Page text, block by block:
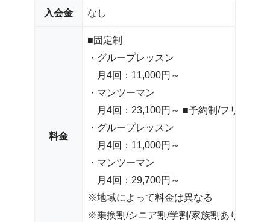
入会金 なし
料金
■固定制
・グループレッスン
月4回：11,000円～
・マンツーマン
月4回：23,100円～ ■予約制/フリープラ
・グループレッスン
月4回：11,000円～
・マンツーマン
月4回：29,700円～
※地域によって料金は異なる
※乗換割/シニア割/学割/家族割あり